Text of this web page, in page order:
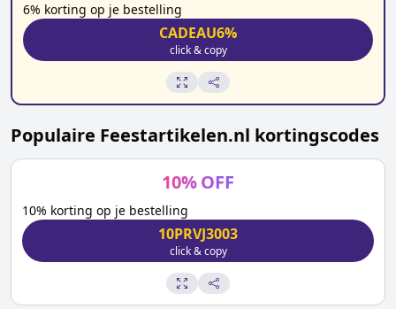
6% korting op je bestelling
CADEAU6%
click & copy
Populaire Feestartikelen.nl kortingscodes
10%OFF
10% korting op je bestelling
10PRVJ3003
click & copy